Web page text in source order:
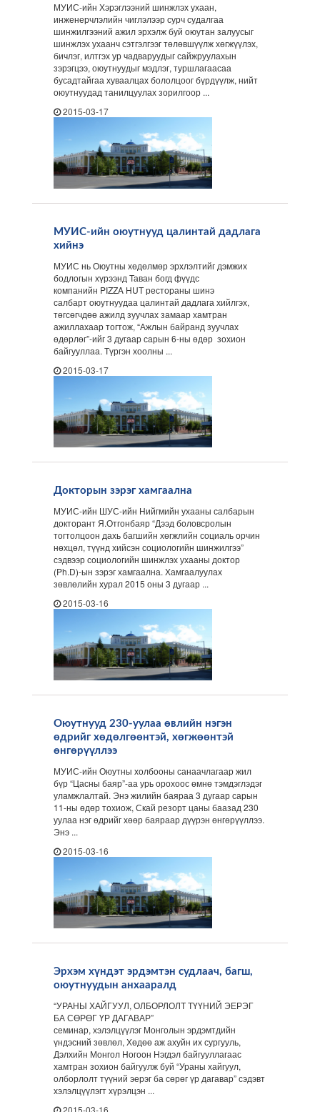
МУИС-ийн Хэрэглээний шинжлэх ухаан,
инженерчлэлийн чиглэлээр сурч судалгаа
шинжилгээний ажил эрхэлж буй оюутан залуусыг
шинжлэх ухаанч сэтгэлгээг төлөвшүүлж хөгжүүлэх,
бичлэг, илтгэх ур чадваруудыг сайжруулахын
зэрэгцээ, оюутнуудыг мэдлэг, туршлагаасаа
бусадтайгаа хуваалцах бололцоог бүрдүүлж, нийт
оюутнуудад танилцуулах зорилгоор ...
2015-03-17
МУИС-ийн оюутнууд цалинтай дадлага
хийнэ
МУИС нь Оюутны хөдөлмөр эрхлэлтийг дэмжих
бодлогын хүрээнд Таван богд фүүдс
компанийн PIZZA HUT рестораны шинэ
салбарт оюутнуудаа цалинтай дадлага хийлгэх,
төгсөгчдөө ажилд зуучлах замаар хамтран
ажиллахаар тогтож, “Ажлын байранд зуучлах
өдөрлөг”-ийг 3 дугаар сарын 6-ны өдөр зохион
байгууллаа. Түргэн хоолны ...
2015-03-17
Докторын зэрэг хамгаална
МУИС-ийн ШУС-ийн Нийгмийн ухааны салбарын
докторант Я.Отгонбаяр “Дээд боловсролын
тогтолцоон дахь багшийн хөгжлийн социаль орчин
нөхцөл, түүнд хийсэн социологийн шинжилгээ”
сэдвээр социологийн шинжлэх ухааны доктор
(Ph.D)-ын зэрэг хамгаална. Хамгаалуулах
зөвлөлийн хурал 2015 оны 3 дугаар ...
2015-03-16
Оюутнууд 230-уулаа өвлийн нэгэн
өдрийг хөдөлгөөнтэй, хөгжөөнтэй
өнгөрүүллээ
МУИС-ийн Оюутны холбооны санаачлагаар жил
бүр “Цасны баяр”-аа урь орохоос өмнө тэмдэглэдэг
уламжлалтай. Энэ жилийн баяраа 3 дугаар сарын
11-ны өдөр тохиож, Скай резорт цаны баазад 230
уулаа нэг өдрийг хөөр баяраар дүүрэн өнгөрүүллээ.
Энэ ...
2015-03-16
Эрхэм хүндэт эрдэмтэн судлаач, багш,
оюутнуудын анхааралд
“УРАНЫ ХАЙГУУЛ, ОЛБОРЛОЛТ ТҮҮНИЙ ЭЕРЭГ
БА СӨРӨГ ҮР ДАГАВАР”
семинар, хэлэлцүүлэг Монголын эрдэмтдийн
үндэсний зөвлөл, Хөдөө аж ахуйн их сургууль,
Дэлхийн Монгол Ногоон Нэгдэл байгууллагаас
хамтран зохион байгуулж буй “Ураны хайгуул,
олборлолт түүний эерэг ба сөрөг үр дагавар” сэдэвт
хэлэлцүүлэгт хүрэлцэн ...
2015-03-16